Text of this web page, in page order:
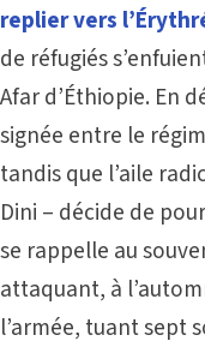
replier vers
de réfugiés
Afar d’Éthiopie. En
signée entre le
tandis que l’aile
Dini – décide de
se rappelle au
attaquant, à
l’armée, tuant sept